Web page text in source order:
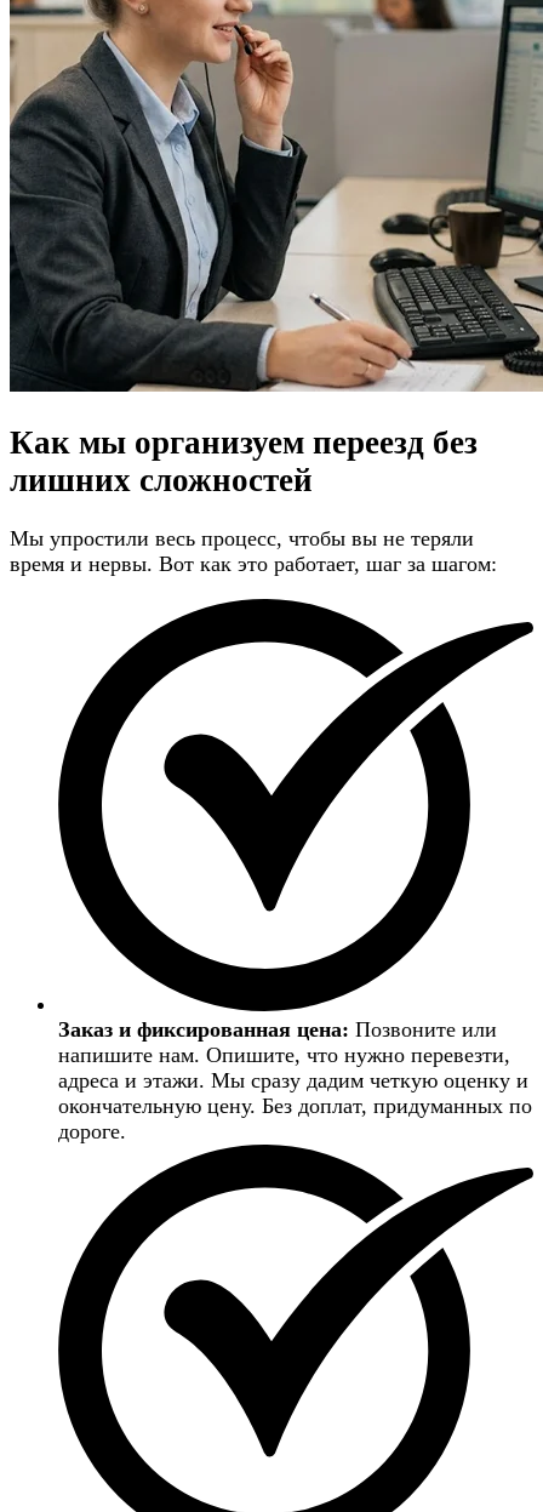
Как мы организуем переезд без
лишних сложностей
Мы упростили весь процесс, чтобы вы не теряли
время и нервы. Вот как это работает, шаг за шагом:
Заказ и фиксированная цена: Позвоните или
напишите нам. Опишите, что нужно перевезти,
адреса и этажи. Мы сразу дадим четкую оценку и
окончательную цену. Без доплат, придуманных по
дороге.